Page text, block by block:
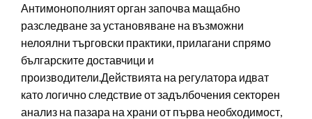
Антимонополният орган започва мащабно
разследване за установяване на възможни
нелоялни търговски практики, прилагани спрямо
българските доставчици и
производители.Действията на регулатора идват
като логично следствие от задълбочения секторен
анализ на пазара на храни от първа необходимост,